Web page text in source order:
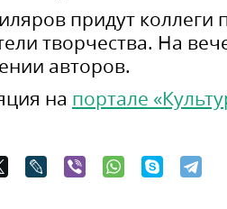
придут коллеги
творчества. На
авторов.
на портале